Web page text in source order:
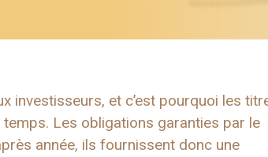
investisseurs, et c’est pourquoi les
Les obligations garanties par le
année, ils fournissent donc une